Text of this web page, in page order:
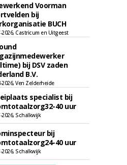
Voorman
bij
BUCH
2026, Castricum en Uitgeest
bij DSV zaden
B.V.
2026, Ven Zelderheide
specialist bij
40 uur
2026, Schalkwijk
bij
40 uur
2026, Schalkwijk